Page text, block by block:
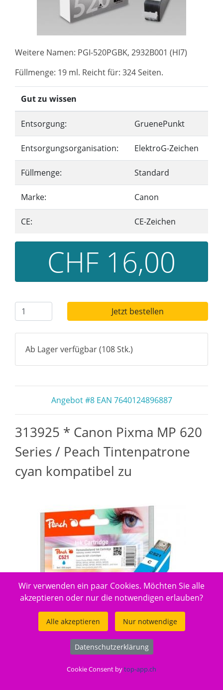
Weitere Namen: PGI-520PGBK, 2932B001 (HI7)
Füllmenge: 19 ml. Reicht für: 324 Seiten.
Gut zu wissen
Entsorgung: GruenePunkt
Entsorgungsorganisation: ElektroG-Zeichen
Füllmenge: Standard
Marke: Canon
CE: CE-Zeichen
CHF 16,00
Jetzt bestellen
Ab Lager verfügbar (108 Stk.)
Angebot #8 EAN 7640124896887
313925 * Canon Pixma MP 620
Series / Peach Tintenpatrone
cyan kompatibel zu
Hersteller-ID: CLI-521C, 2934B001 kompatibel (IJ8)
Topangebot: Die Herausforderung für das Original. Wir
Wir verwenden ein paar Cookies. Möchten Sie alle
akzeptieren oder nur die notwendigen erlauben?
Alle akzeptieren Nur notwendige
Datenschutzerklärung
Cookie Consent bytop-app.ch